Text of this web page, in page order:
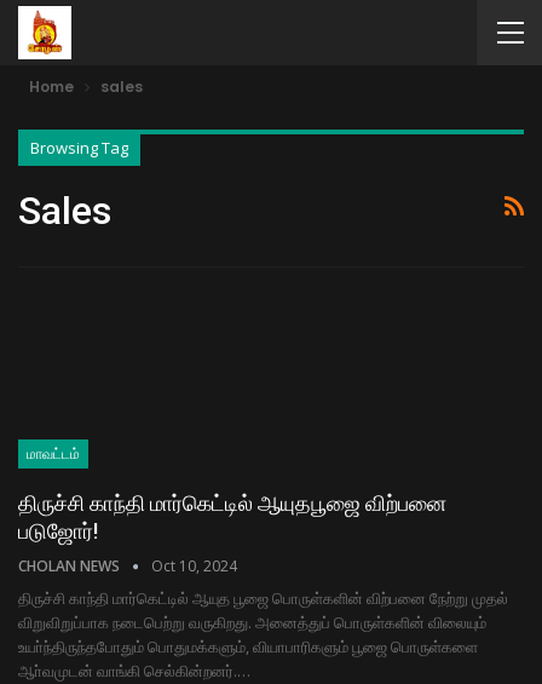
Home sales
Browsing Tag
Sales
மாவட்டம்
திருச்சி காந்தி மார்கெட்டில் ஆயுதபூஜை விற்பனை
படுஜோர்!
CHOLAN NEWS Oct 10, 2024
திருச்சி காந்தி மார்கெட்டில் ஆயுத பூஜை பொருள்களின் விற்பனை நேற்று முதல்
விறுவிறுப்பாக நடைபெற்று வருகிறது. அனைத்துப் பொருள்களின் விலையும்
உயா்ந்திருந்தபோதும் பொதுமக்களும், வியாபாரிகளும் பூஜை பொருள்களை
ஆா்வமுடன் வாங்கி செல்கின்றனர்.…